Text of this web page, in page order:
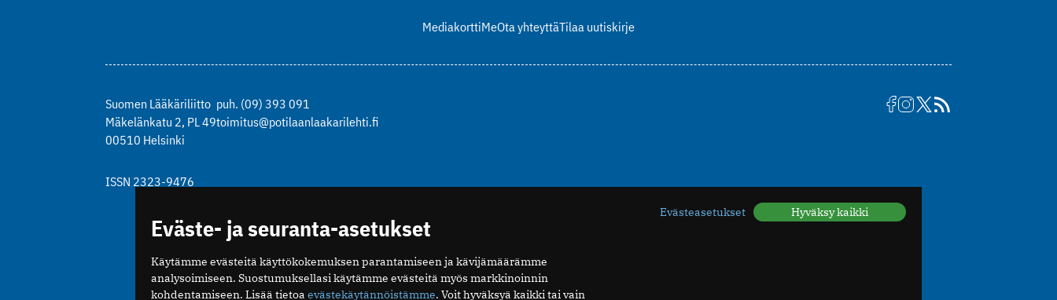
MediakorttiMeOta yhteyttäTilaa uutiskirje
Suomen Lääkäriliitto
Mäkelänkatu 2, PL 49
00510 Helsinki
puh. (09) 393 091
toimitus@potilaanlaakarilehti.fi
ISSN 2323-9476
Eväste- ja seuranta-asetukset
Käytämme evästeitä käyttökokemuksen parantamiseen ja kävijämäärämme
analysoimiseen. Suostumuksellasi käytämme evästeitä myös markkinoinnin
kohdentamiseen. Lisää tietoa evästekäytännöistämme. Voit hyväksyä kaikki tai vain
Evästeasetukset Hyväksy kaikki